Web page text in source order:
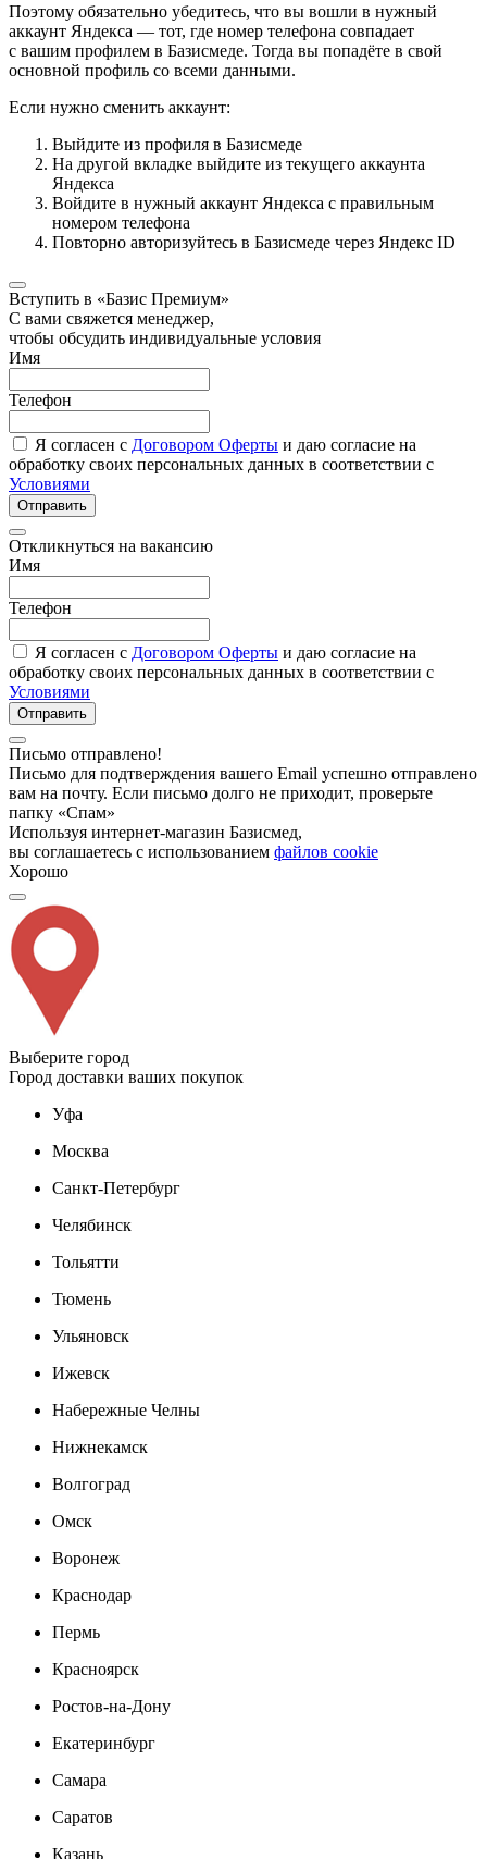
Поэтому обязательно убедитесь, что вы вошли в нужный
аккаунт Яндекса — тот, где номер телефона совпадает
с вашим профилем в Базисмеде. Тогда вы попадёте в свой
основной профиль со всеми данными.
Если нужно сменить аккаунт:
Выйдите из профиля в Базисмеде
На другой вкладке выйдите из текущего аккаунта
Яндекса
Войдите в нужный аккаунт Яндекса с правильным
номером телефона
Повторно авторизуйтесь в Базисмеде через Яндекс ID
Вступить в «Базис Премиум»
С вами свяжется менеджер,
чтобы обсудить индивидуальные условия
Имя
Телефон
Я согласен с Договором Оферты и даю согласие на
обработку своих персональных данных в соответствии с
Условиями
Отправить
Откликнуться на вакансию
Имя
Телефон
Я согласен с Договором Оферты и даю согласие на
обработку своих персональных данных в соответствии с
Условиями
Отправить
Письмо отправлено!
Письмо для подтверждения вашего Email успешно отправлено
вам на почту. Если письмо долго не приходит, проверьте
папку «Спам»
Используя интернет-магазин Базисмед,
вы соглашаетесь с использованием файлов cookie
Хорошо
Выберите город
Город доставки ваших покупок
Уфа
Москва
Санкт-Петербург
Челябинск
Тольятти
Тюмень
Ульяновск
Ижевск
Набережные Челны
Нижнекамск
Волгоград
Омск
Воронеж
Краснодар
Пермь
Красноярск
Ростов-на-Дону
Екатеринбург
Самара
Саратов
Казань